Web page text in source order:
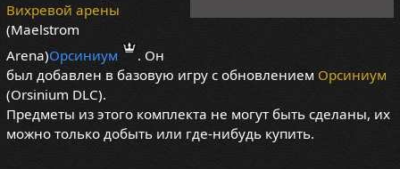
Вихревой арены
(Maelstrom
Arena)Орсиниум
. Он
был добавлен в базовую игру с обновлением Орсиниум
(Orsinium DLC).
Предметы из этого комплекта не могут быть сделаны, их
можно только добыть или где-нибудь купить.